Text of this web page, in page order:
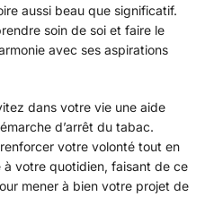
aussi beau que significatif.
soin de soi et faire le
avec ses aspirations
dans votre vie une aide
d’arrêt du tabac.
votre volonté tout en
à votre quotidien, faisant de ce
mener à bien votre projet de